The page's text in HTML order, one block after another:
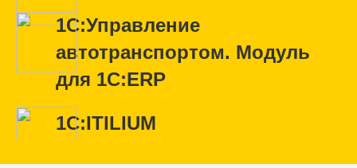
1С:Управление
автотранспортом. Модуль
для 1С:ERP
1С:ITILIUM